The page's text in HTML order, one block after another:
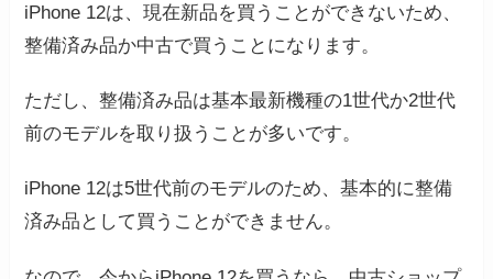
iPhone 12は、現在新品を買うことができないため、
整備済み品か中古で買うことになります。
ただし、整備済み品は基本最新機種の1世代か2世代
前のモデルを取り扱うことが多いです。
iPhone 12は5世代前のモデルのため、基本的に整備
済み品として買うことができません。